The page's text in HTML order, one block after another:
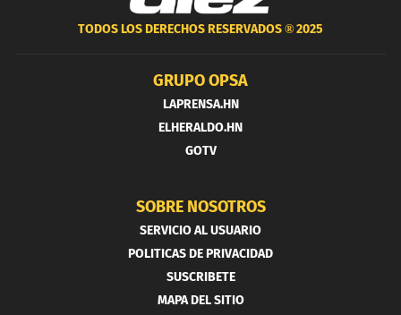
TODOS LOS DERECHOS RESERVADOS ®2025
GRUPO OPSA
LAPRENSA.HN
ELHERALDO.HN
GOTV
SOBRE NOSOTROS
SERVICIO AL USUARIO
POLITICAS DE PRIVACIDAD
SUSCRIBETE
MAPA DEL SITIO